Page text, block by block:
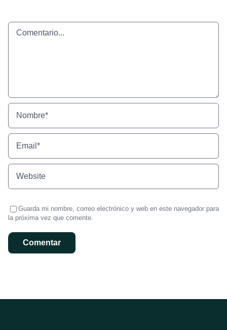
Comentario
Guarda mi nombre, correo electrónico y web en este navegador para
la próxima vez que comente.